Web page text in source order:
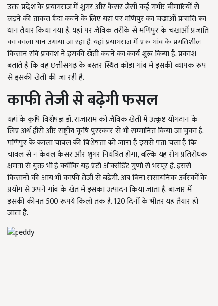
उत्तर प्रदेश के प्रयागराज में शुगर और कैंसर जैसी कई गंभीर बीमारियों से
लड़ने की ताकत पैदा करने के लिए यहां पर मणिपुर का चखाओं प्रजाति का
धान तैयार किया गया है. यहां पर जैविक तरीके से मणिपुर के चखाओं प्रजाति
का काला धान उगाया जा रहा है. यहां प्रयागराज में एक गांव के प्रगतिशील
किसान रवि प्रकाश ने इसकी खेती करने का कार्य शुरू किया है. प्रकाश
बताते है कि वह छत्तीसगढ़ के बस्तर स्थित कोंडा गांव में इसकी व्यापक रूप
से इसकी खेती की जा रही है.
काफी तेजी से बढ़ेगी फसल
यहां के कृषि विशेषज्ञ डॉ. राजाराम को जैविक खेती में उत्कृष्ट योगदान के
लिए अर्थ हीरो और राष्ट्रीय कृषि पुरस्कार से भी सम्मानित किया जा चुका है.
मणिपुर के काला चावल की विशेषता को जाना है इससे पता चला है कि
चावल से न केवल कैंसर और शुगर नियंत्रित होगा, बल्कि यह रोग प्रतिरोधक
क्षमता से युक्त भी है क्योंकि यह एंटी ऑक्सीडेंट गुणों से भरपूर है. इससे
किसानों की आय भी काफी तेजी से बढेगी. अब बिना रासायनिक उर्वरकों के
प्रयोग से अपने गांव के खेत में इसका उत्पादन किया जाता है. बाजार में
इसकी कीमत 500 रूपये किलो तक है. 120 दिनों के भीतर यह तैयार हो
जाता है.